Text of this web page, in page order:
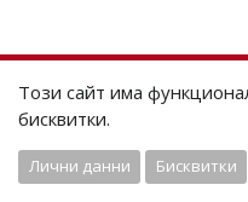
Този сайт има
бисквитки.
Лични данни Бисквитки